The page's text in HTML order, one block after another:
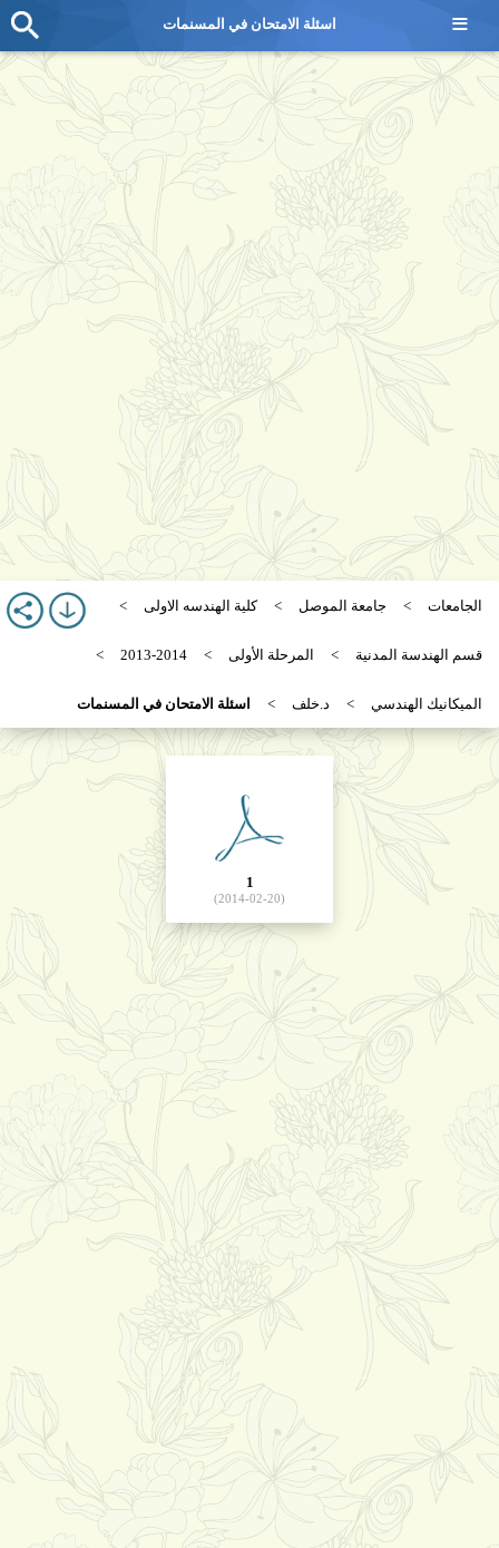
الجامعات جامعة الموصل كلية الهندسه الاولى
قسم الهندسة المدنية المرحلة الأولى 2013-2014
الميكانيك الهندسي د.خلف اسئلة الامتحان في المسنمات
1
(2014-02-20)
≡ اسئلة الامتحان في المسنمات